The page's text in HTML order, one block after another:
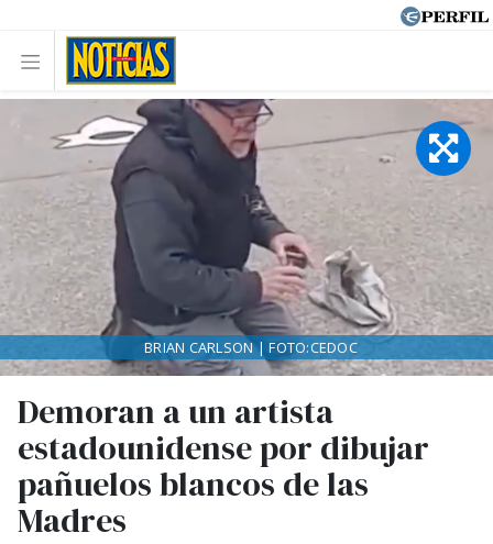
Demoran a un artista
estadounidense por dibujar
pañuelos blancos de las
Madres
BRIAN CARLSON | FOTO:CEDOC